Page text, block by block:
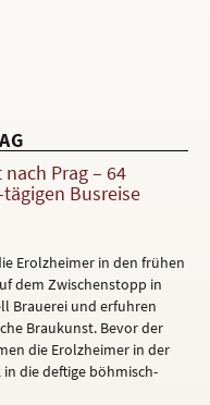
Prag – 64
Busreise
Erolzheimer in den frühen
dem Zwischenstopp in
Brauerei und erfuhren
Braukunst. Bevor der
die Erolzheimer in der
die deftige böhmisch-